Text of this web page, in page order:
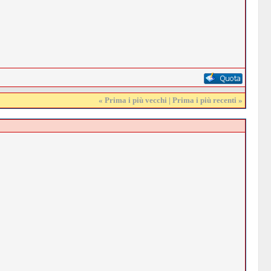
« Prima i più vecchi | Prima i più recenti »